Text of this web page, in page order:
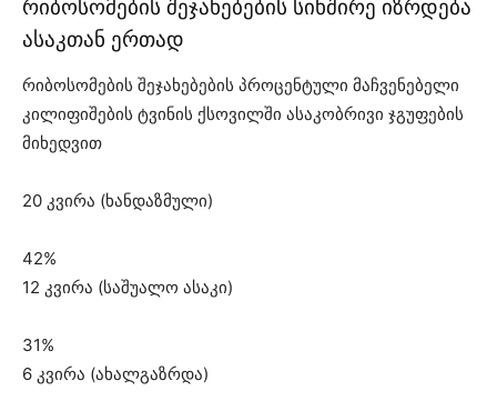
რიბოსომების შეჯახებების სიხშირე იზრდება
ასაკთან ერთად
რიბოსომების შეჯახებების პროცენტული მაჩვენებელი
კილიფიშების ტვინის ქსოვილში ასაკობრივი ჯგუფების
მიხედვით
20 კვირა (ხანდაზმული)
42%
12 კვირა (საშუალო ასაკი)
31%
6 კვირა (ახალგაზრდა)